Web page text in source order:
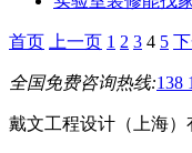
首页 上一页 1 2 3 4 5
全国免费咨询热线:138
戴文工程设计（上海）